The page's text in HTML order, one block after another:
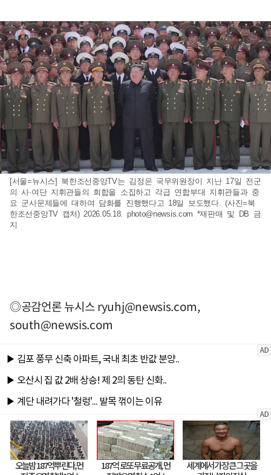
[서울=뉴시스] 북한조선중앙TV는 김정은 국무위원장이 지난 17일 전군
의 사·여단 지휘관들의 회합을 소집하고 각급 연합부대 지휘관들과 중
요 군사문제들에 대하여 담화를 진행했다고 18일 보도했다. (사진=북
한조선중앙TV 캡처) 2026.05.18. photo@newsis.com *재판매 및 DB 금
지
◎공감언론 뉴시스ryuhj@newsis.com,
south@newsis.com